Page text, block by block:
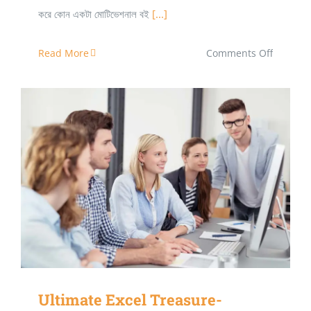
করে কোন একটা মোটিভেশনাল বই [...]
Read More Comments Offon
টিপস
Ultimate Excel Treasure- Shabbir Ahsan
Ultimate Excel Treasure-